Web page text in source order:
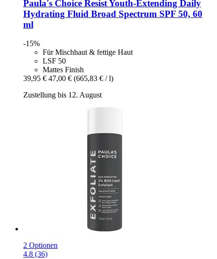
Paula's Choice Resist Youth-​Extending Daily
Hydrating Fluid Broad Spectrum SPF 50, 60
ml
-15%
Für Mischhaut & fettige Haut
LSF 50
Mattes Finish
39,95 € 47,00 € (665,83 € / l)
Zustellung bis 12. August
2 Optionen
4.8 (36)